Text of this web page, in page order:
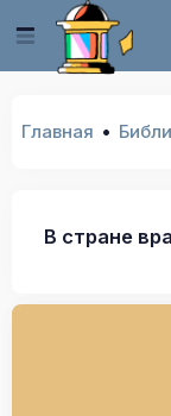
Главная
В стране